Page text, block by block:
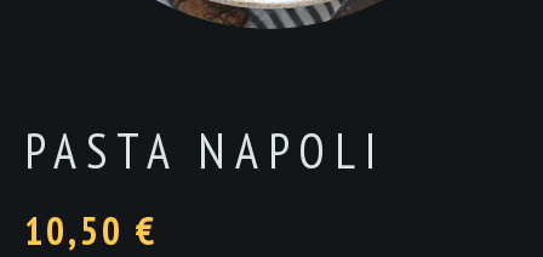
PASTA NAPOLI
10,50 €